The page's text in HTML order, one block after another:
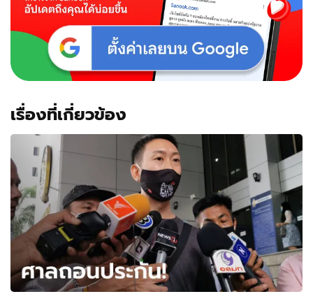
เรื่องที่เกี่ยวข้อง